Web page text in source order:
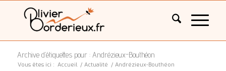
Archive d’étiquettes pour : Andrézieux-Bouthéon
Vous êtes ici : Accueil / Actualité / Andrézieux-Bouthéon